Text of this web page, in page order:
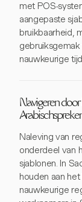
met POS-
aangepaste
bruikbaarheid,
nauwkeurige
Navigeren door
Naleving van
onderdeel van
sjablonen. In
houden aan
nauwkeurige